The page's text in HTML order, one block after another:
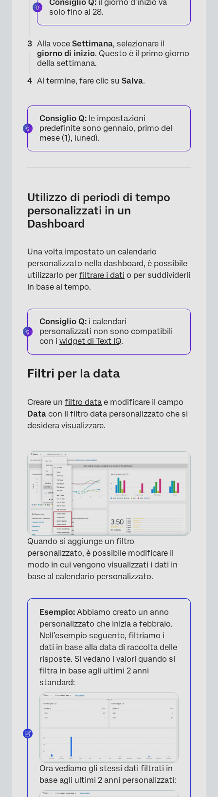
×
Consiglio Q: il giorno d’inizio va
solo fino al 28.
Alla voce Settimana, selezionare il
giorno di inizio. Questo è il primo giorno
della settimana.
Al termine, fare clic su Salva.
Consiglio Q: le impostazioni
predefinite sono gennaio, primo del
mese (1), lunedì.
Utilizzo di periodi di tempo
personalizzati in un
Dashboard
Una volta impostato un calendario
personalizzato nella dashboard, è possibile
utilizzarlo per filtrare i dati o per suddividerli
in base al tempo.
Consiglio Q: i calendari
personalizzati non sono compatibili
con i widget di Text IQ.
Filtri per la data
Creare un filtro data e modificare il campo
Data con il filtro data personalizzato che si
desidera visualizzare.
Quando si aggiunge un filtro
personalizzato, è possibile modificare il
modo in cui vengono visualizzati i dati in
base al calendario personalizzato.
Esempio: Abbiamo creato un anno
personalizzato che inizia a febbraio.
Nell’esempio seguente, filtriamo i
dati in base alla data di raccolta delle
risposte. Si vedano i valori quando si
filtra in base agli ultimi 2 anni
standard:
Ora vediamo gli stessi dati filtrati in
base agli ultimi 2 anni personalizzati: